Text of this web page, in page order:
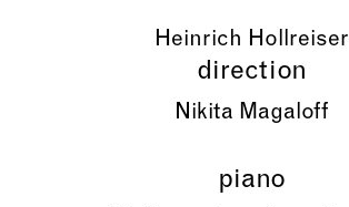
Heinrich Hollreiser
direction
Nikita Magaloff
piano